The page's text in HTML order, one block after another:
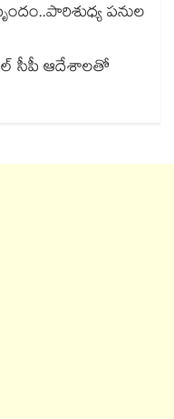
పనుల
సీపీ ఆదేశాలతో